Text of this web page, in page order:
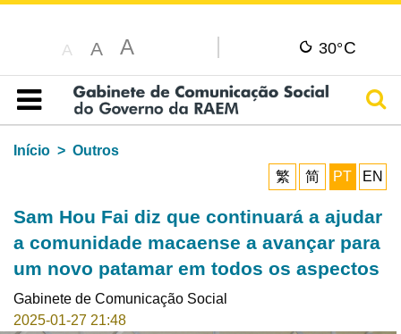
A A A 30°C
Índice
Início
Outros
繁
简 PT EN
Sam Hou Fai diz que continuará a ajudar
a comunidade macaense a avançar para
um novo patamar em todos os aspectos
Gabinete de Comunicação Social
2025-01-27 21:48